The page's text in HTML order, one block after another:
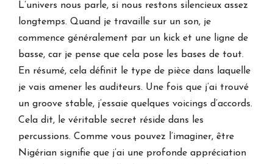
L’univers nous parle, si nous restons silencieux assez
longtemps. Quand je travaille sur un son, je
commence généralement par un kick et une ligne de
basse, car je pense que cela pose les bases de tout.
En résumé, cela définit le type de pièce dans laquelle
je vais amener les auditeurs. Une fois que j’ai trouvé
un groove stable, j’essaie quelques voicings d’accords.
Cela dit, le véritable secret réside dans les
percussions. Comme vous pouvez l’imaginer, être
Nigérian signifie que j’ai une profonde appréciation